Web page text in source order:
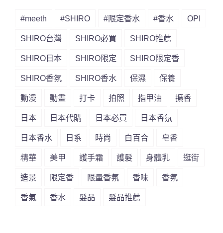
#meeth #SHIRO #限定香水 #香水 OPI
SHIRO台灣 SHIRO必買 SHIRO推薦
SHIRO日本 SHIRO限定 SHIRO限定香
SHIRO香氛 SHIRO香水 保濕 保養
動漫 動畫 打卡 拍照 指甲油 擴香
日本 日本代購 日本必買 日本香氛
日本香水 日系 時尚 白百合 皂香
精華 美甲 護手霜 護髮 身體乳 逛街
造景 限定香 限量香氛 香味 香氛
香氣 香水 髮品 髮品推薦